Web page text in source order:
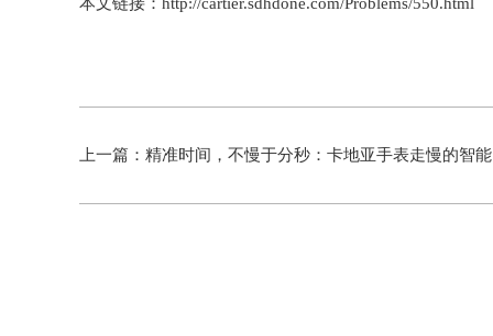
上一篇： 精准时间，不慢于分秒：卡地亚手表走慢的智能解决方案